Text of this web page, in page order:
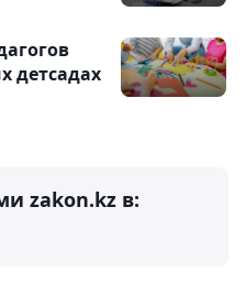
детсадах
zakon.kz в: